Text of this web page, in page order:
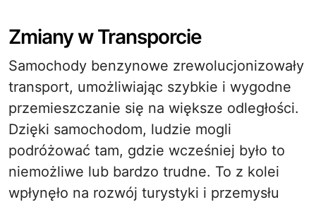
Zmiany w Transporcie
Samochody benzynowe zrewolucjonizowały
transport, umożliwiając szybkie i wygodne
przemieszczanie się na większe odległości.
Dzięki samochodom, ludzie mogli
podróżować tam, gdzie wcześniej było to
niemożliwe lub bardzo trudne. To z kolei
wpłynęło na rozwój turystyki i przemysłu